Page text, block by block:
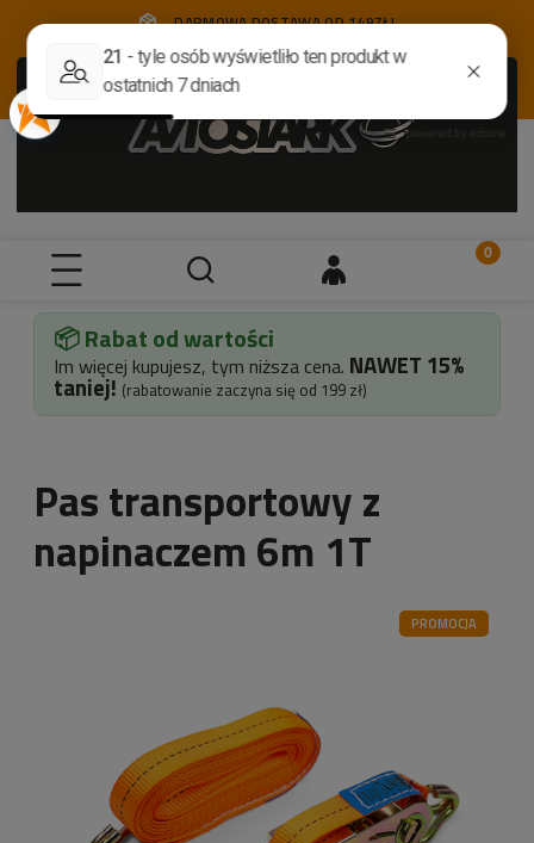
DARMOWA DOSTAWA OD 149ZŁ!
📦 Rabat od wartości
Im więcej kupujesz, tym niższa cena. NAWET 15%
taniej! (rabatowanie zaczyna się od 199 zł)
Pas transportowy z
napinaczem 6m 1T
PROMOCJA